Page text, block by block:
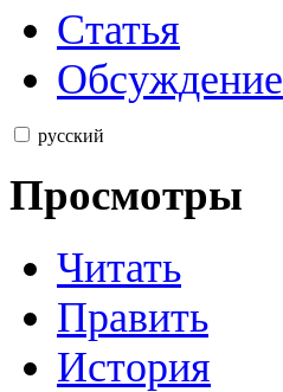
Статья
Обсуждение
русский
Просмотры
Читать
Править
История